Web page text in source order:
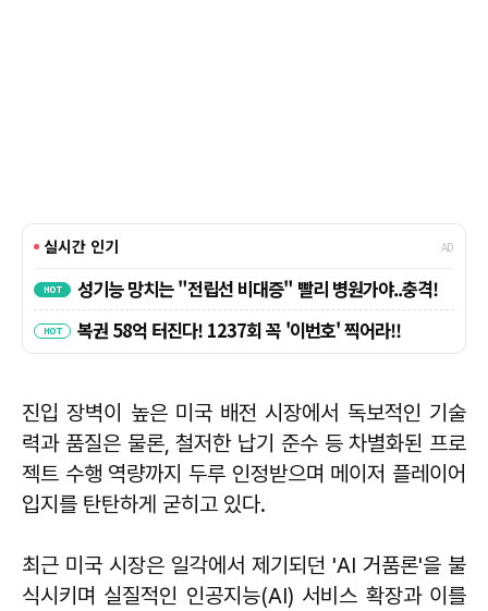
진입 장벽이 높은 미국 배전 시장에서 독보적인 기술
력과 품질은 물론, 철저한 납기 준수 등 차별화된 프로
젝트 수행 역량까지 두루 인정받으며 메이저 플레이어
입지를 탄탄하게 굳히고 있다.
​최근 미국 시장은 일각에서 제기되던 'AI 거품론'을 불
식시키며 실질적인 인공지능(AI) 서비스 확장과 이를